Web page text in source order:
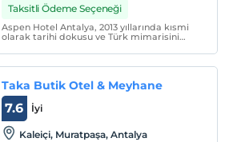
Taksitli Ödeme Seçeneği
Aspen Hotel Antalya, 2013 yıllarında kısmi
olarak tarihi dokusu ve Türk mimarisini
dizaynı ile hizmet veren otelimiz, Kaleiçi
otelciliğine farklı bir bakış açısı
Taka Butik Otel & Meyhane
İyi
7.6
Kaleiçi, Muratpaşa, Antalya